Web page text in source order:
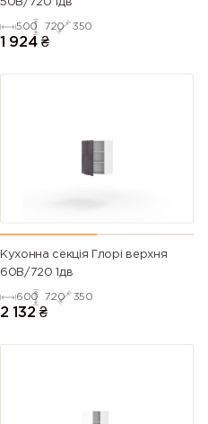
50В/720 1дв
500 720 350
1 924 ₴
Кухонна секція Глорі верхня
60В/720 1дв
600 720 350
2 132 ₴